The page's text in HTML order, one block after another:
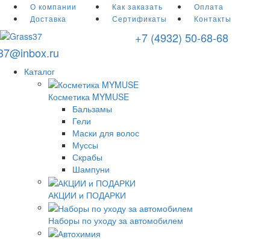
О компании Как заказать
Оплата
Доставка
Сертификаты Контакты
+7 (4932) 50-68-68
Каталог
Косметика MYMUSE
Бальзамы
Гели
Маски для волос
Муссы
Скрабы
Шампуни
АКЦИИ и ПОДАРКИ
Наборы по уходу за автомобилем